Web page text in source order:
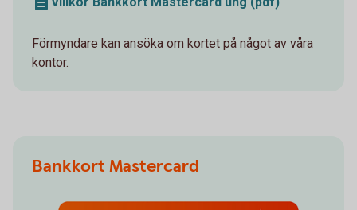
Förmyndare kan ansöka om kortet på något av våra
kontor.
Bankkort Mastercard